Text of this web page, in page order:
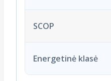
SCOP
Energetinė klasė